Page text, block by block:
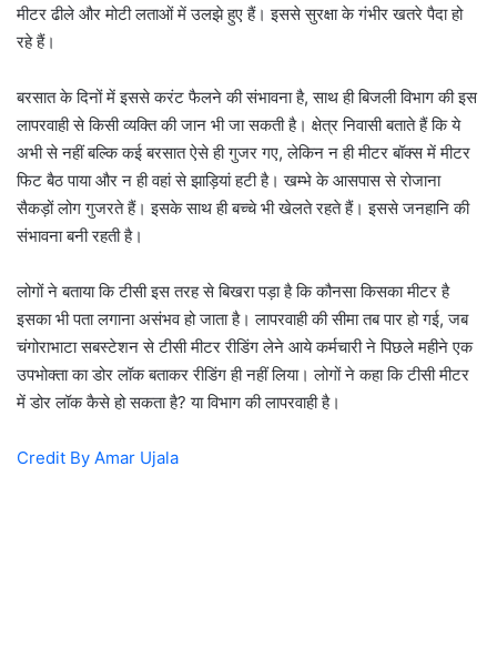
मीटर ढीले और मोटी लताओं में उलझे हुए हैं। इससे सुरक्षा के गंभीर खतरे पैदा हो
रहे हैं।
बरसात के दिनों में इससे करंट फैलने की संभावना है, साथ ही बिजली विभाग की इस
लापरवाही से किसी व्यक्ति की जान भी जा सकती है। क्षेत्र निवासी बताते हैं कि ये
अभी से नहीं बल्कि कई बरसात ऐसे ही गुजर गए, लेकिन न ही मीटर बॉक्स में मीटर
फिट बैठ पाया और न ही वहां से झाड़ियां हटी है। खम्भे के आसपास से रोजाना
सैकड़ों लोग गुजरते हैं। इसके साथ ही बच्चे भी खेलते रहते हैं। इससे जनहानि की
संभावना बनी रहती है।
लोगों ने बताया कि टीसी इस तरह से बिखरा पड़ा है कि कौनसा किसका मीटर है
इसका भी पता लगाना असंभव हो जाता है। लापरवाही की सीमा तब पार हो गई, जब
चंगोराभाटा सबस्टेशन से टीसी मीटर रीडिंग लेने आये कर्मचारी ने पिछले महीने एक
उपभोक्ता का डोर लॉक बताकर रीडिंग ही नहीं लिया। लोगों ने कहा कि टीसी मीटर
में डोर लॉक कैसे हो सकता है? या विभाग की लापरवाही है।
Credit By Amar Ujala